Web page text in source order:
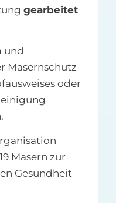
gearbeitet
und
Masernschutz
oder
Masern zur
Gesundheit